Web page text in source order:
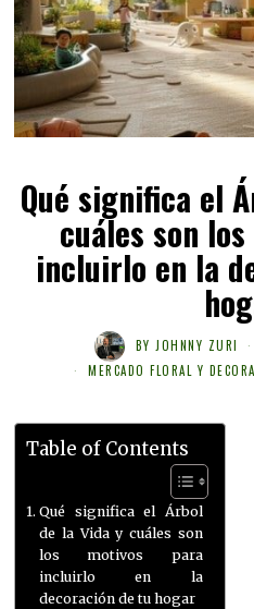
Qué significa el
cuáles son
incluirlo en la
BYJOHNNY ZURI
MERCADO FLORAL Y
Table of Contents
Qué significa el Árbol
de la Vida y cuáles son
los motivos para
incluirlo en la
decoración de tu hogar